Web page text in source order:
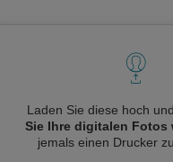
Laden Sie diese hoch und
Sie Ihre digitalen Fotos
jemals einen Drucker